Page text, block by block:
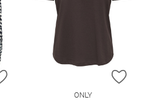
ZUR WUNSCHLISTE HINZUFÜGEN
ZUR
ONLY